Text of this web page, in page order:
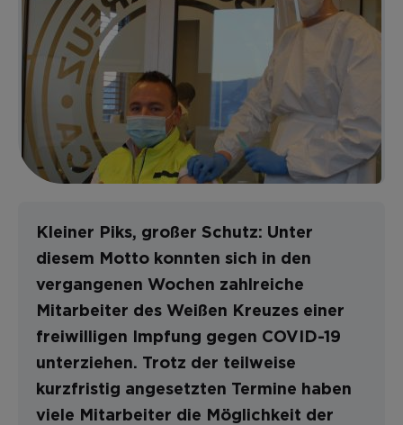
Kleiner Piks, großer Schutz: Unter
diesem Motto konnten sich in den
vergangenen Wochen zahlreiche
Mitarbeiter des Weißen Kreuzes einer
freiwilligen Impfung gegen COVID-19
unterziehen. Trotz der teilweise
kurzfristig angesetzten Termine haben
viele Mitarbeiter die Möglichkeit der